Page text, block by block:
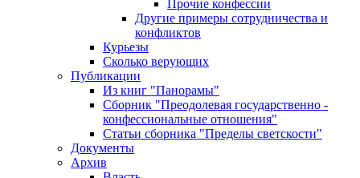
Прочие конфессии
Другие примеры сотрудничества и
конфликтов
Курьезы
Сколько верующих
Публикации
Из книг "Панорамы"
Сборник "Преодолевая государственно -
конфессиональные отношения"
Статьи сборника "Пределы светскости"
Документы
Архив